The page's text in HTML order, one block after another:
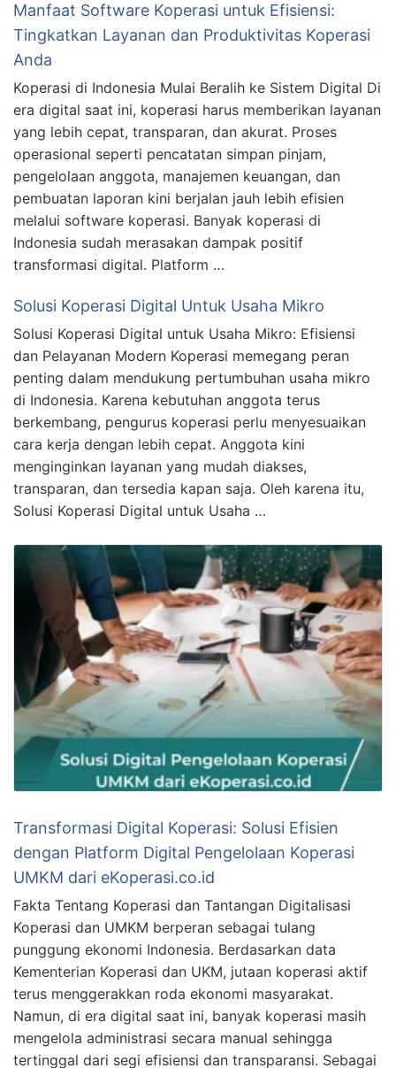
Manfaat Software Koperasi untuk Efisiensi:
Tingkatkan Layanan dan Produktivitas Koperasi
Anda
Koperasi di Indonesia Mulai Beralih ke Sistem Digital Di
era digital saat ini, koperasi harus memberikan layanan
yang lebih cepat, transparan, dan akurat. Proses
operasional seperti pencatatan simpan pinjam,
pengelolaan anggota, manajemen keuangan, dan
pembuatan laporan kini berjalan jauh lebih efisien
melalui software koperasi. Banyak koperasi di
Indonesia sudah merasakan dampak positif
transformasi digital. Platform …
Solusi Koperasi Digital Untuk Usaha Mikro
Solusi Koperasi Digital untuk Usaha Mikro: Efisiensi
dan Pelayanan Modern Koperasi memegang peran
penting dalam mendukung pertumbuhan usaha mikro
di Indonesia. Karena kebutuhan anggota terus
berkembang, pengurus koperasi perlu menyesuaikan
cara kerja dengan lebih cepat. Anggota kini
menginginkan layanan yang mudah diakses,
transparan, dan tersedia kapan saja. Oleh karena itu,
Solusi Koperasi Digital untuk Usaha …
Transformasi Digital Koperasi: Solusi Efisien
dengan Platform Digital Pengelolaan Koperasi
UMKM dari eKoperasi.co.id
Fakta Tentang Koperasi dan Tantangan Digitalisasi
Koperasi dan UMKM berperan sebagai tulang
punggung ekonomi Indonesia. Berdasarkan data
Kementerian Koperasi dan UKM, jutaan koperasi aktif
terus menggerakkan roda ekonomi masyarakat.
Namun, di era digital saat ini, banyak koperasi masih
mengelola administrasi secara manual sehingga
tertinggal dari segi efisiensi dan transparansi. Sebagai